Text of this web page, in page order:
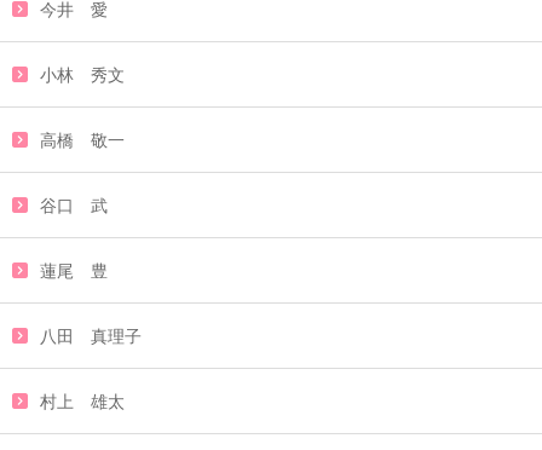
今井 愛
小林 秀文
高橋 敬一
谷口 武
蓮尾 豊
八田 真理子
村上 雄太